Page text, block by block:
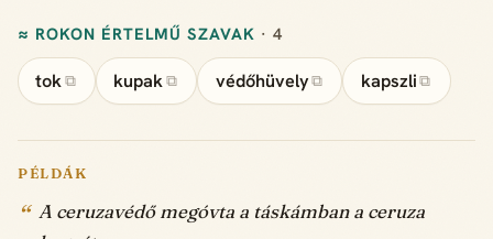
≈ ROKON ÉRTELMŰ SZAVAK · 4
tok ⧉ kupak ⧉ védőhüvely⧉ kapszli ⧉
PÉLDÁK
A ceruzavédő megóvta a táskámban a ceruza